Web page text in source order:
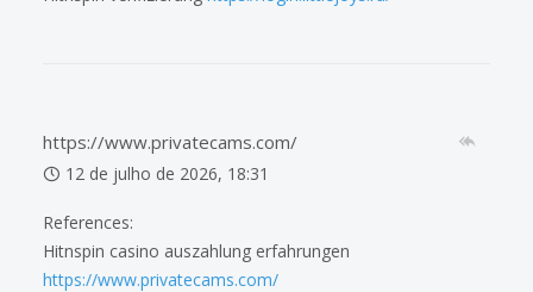
https://www.privatecams.com/
12 de julho de 2026, 18:31
References:
Hitnspin casino auszahlung erfahrungen
https://www.privatecams.com/